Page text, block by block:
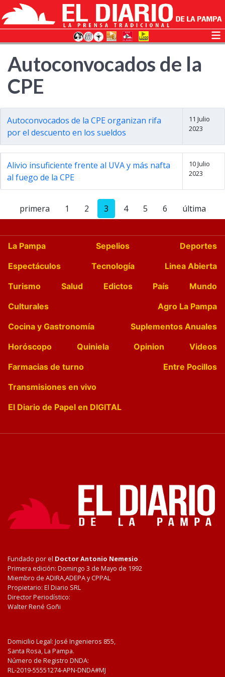
Autoconvocados de la
CPE
Autoconvocados de la CPE organizan rifa
por el descuento en los sueldos
11 Julio
2023
Alivio insuficiente frente al UVA y más nafta
al fuego de la CPE
10 Julio
2023
primera 1 2 3 4 5 6 última
La Pampa Sepelios
Deportes
Espectáculos
Tecnología
Linea Abierta
Turismo
Salud Edictos País
Mundo
Culturales
Agro La Pampa
Cocina y Gastronomía
Suplementos Anuales
Horóscopo
Quiniela Opinion
Videos
Farmacias de turno
Entre Pocillos
Transmisiones en vivo
El Diario de Papel en DIGITAL
Fundado por el Doctor Antonio Nemesio
Primera edición: Domingo 3 de Mayo de 1992
Miembro de ADIRA,ADEPA y CPPAL
Propietario: El Diario SRL
Director Periodístico:
Walter René Goñi
Domicilio Legal: José Ingenieros 855,
Santa Rosa, La Pampa.
Número de Registro DNDA:
RL-2019-55551274-APN-DNDA#MJ